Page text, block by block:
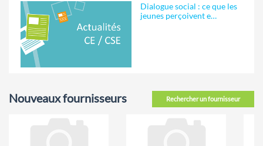
Dialogue social : ce que les
jeunes perçoivent e…
Rechercher un fournisseur
Nouveaux fournisseurs